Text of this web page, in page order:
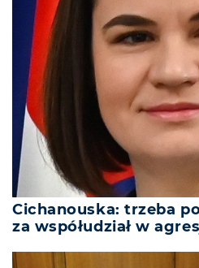
Cichanouska: trzeba
za współudział w